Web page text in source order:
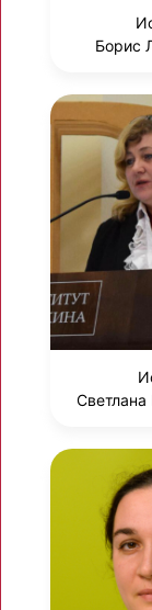
Борис
Светлана